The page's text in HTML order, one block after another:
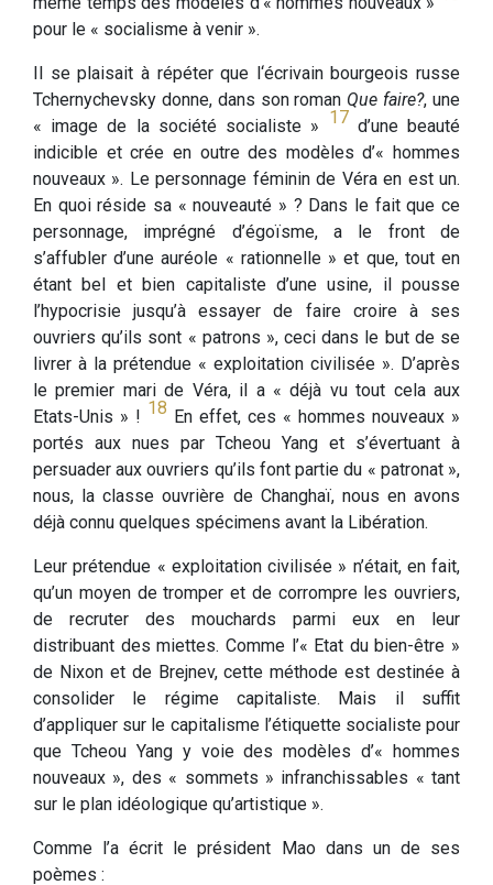
pour le « socialisme à venir ».
Il se plaisait à répéter que l‘écrivain bourgeois russe
Tchernychevsky donne, dans son roman Que faire?, une
« image de la société socialiste » 17 d’une beauté
indicible et crée en outre des modèles d’« hommes
nouveaux ». Le personnage féminin de Véra en est un.
En quoi réside sa « nouveauté » ? Dans le fait que ce
personnage, imprégné d’égoïsme, a le front de
s’affubler d’une auréole « rationnelle » et que, tout en
étant bel et bien capitaliste d’une usine, il pousse
l’hypocrisie jusqu’à essayer de faire croire à ses
ouvriers qu’ils sont « patrons », ceci dans le but de se
livrer à la prétendue « exploitation civilisée ». D’après
le premier mari de Véra, il a « déjà vu tout cela aux
Etats-Unis » ! 18 En effet, ces « hommes nouveaux »
portés aux nues par Tcheou Yang et s’évertuant à
persuader aux ouvriers qu’ils font partie du « patronat »,
nous, la classe ouvrière de Changhaï, nous en avons
déjà connu quelques spécimens avant la Libération.
Leur prétendue « exploitation civilisée » n’était, en fait,
qu’un moyen de tromper et de corrompre les ouvriers,
de recruter des mouchards parmi eux en leur
distribuant des miettes. Comme l’« Etat du bien-être »
de Nixon et de Brejnev, cette méthode est destinée à
consolider le régime capitaliste. Mais il suffit
d’appliquer sur le capitalisme l’étiquette socialiste pour
que Tcheou Yang y voie des modèles d’« hommes
nouveaux », des « sommets » infranchissables « tant
sur le plan idéologique qu’artistique ».
Comme l’a écrit le président Mao dans un de ses
poèmes :